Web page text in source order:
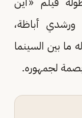
ورشدي أباظة،
ما بين السينما
لجمهوره.